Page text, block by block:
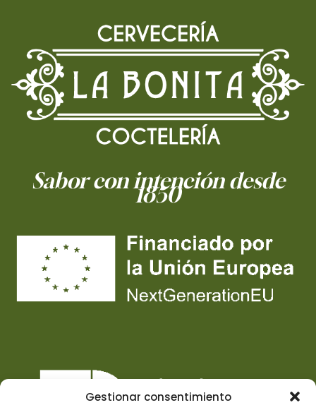
Gestionar consentimiento
Sabor con intención desde
1850